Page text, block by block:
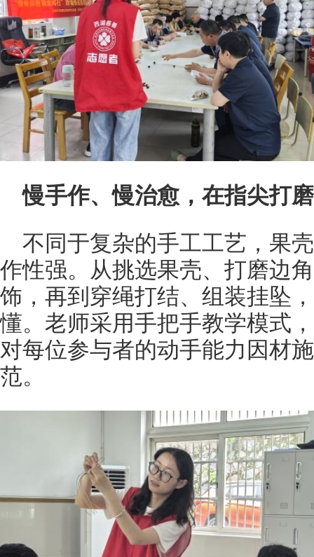
慢手作、慢治愈，在指尖打
不同于复杂的手工工艺，果
作性强。从挑选果壳、打磨边
饰，再到穿绳打结、组装挂坠
懂。老师采用手把手教学模式
对每位参与者的动手能力因材
范。